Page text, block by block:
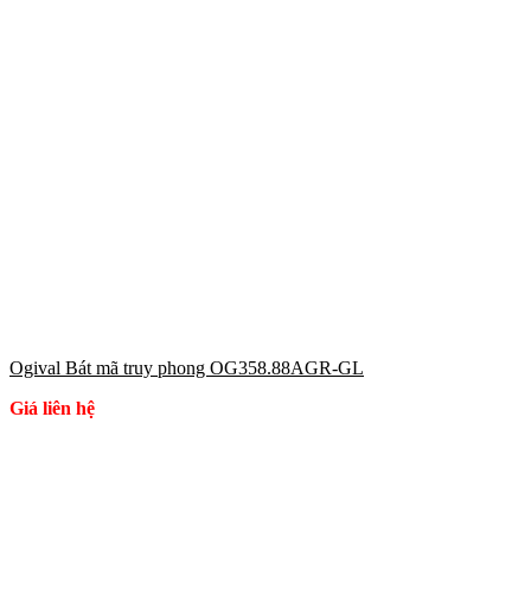
Ogival Bát mã truy phong OG358.88AGR-GL
Giá liên hệ